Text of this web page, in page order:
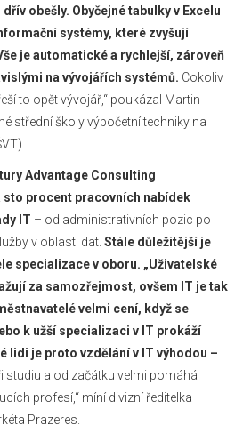
obešly. Obyčejné tabulky v Excelu
systémy, které zvyšují
je automatické a rychlejší, zároveň
na vývojářích systémů. Cokoliv
to opět vývojář,“ poukázal Martin
střední školy výpočetní techniky na
Advantage Consulting
procent pracovních nabídek
IT – od administrativních pozic po
v oblasti dat. Stále důležitější je
specializace v oboru. „Uživatelské
za samozřejmost, ovšem IT je tak
velmi cení, když se
k užší specializaci v IT prokáží
lidi je proto vzdělání v IT výhodou –
studiu a od začátku velmi pomáhá
profesí,“ míní divizní ředitelka
Prazeres.